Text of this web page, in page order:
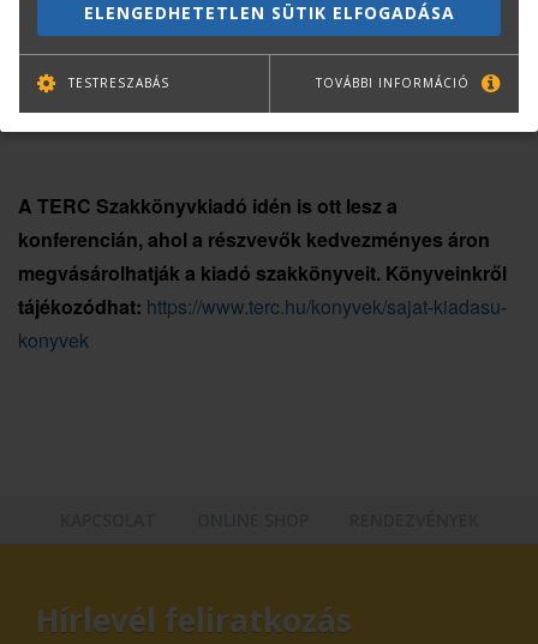
A TERC Szakkönyvkiadó idén is ott lesz a
konferencián, ahol a részvevők kedvezményes áron
megvásárolhatják a kiadó szakkönyveit. Könyveinkről
tájékozódhat: https://www.terc.hu/konyvek/sajat-kiadasu-
konyvek
Hírlevél feliratkozás
ELENGEDHETETLEN SÜTIK ELFOGADÁSA
TESTRESZABÁS TOVÁBBI INFORMÁCIÓ